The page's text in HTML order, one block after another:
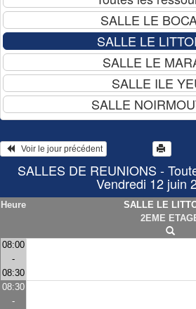
   Voir le jour précédent
SALLES DE REUNIONS -
Vendredi 12 juin
Heure
SALLE LE
2EME
08:00
-
08:30
08:30
-